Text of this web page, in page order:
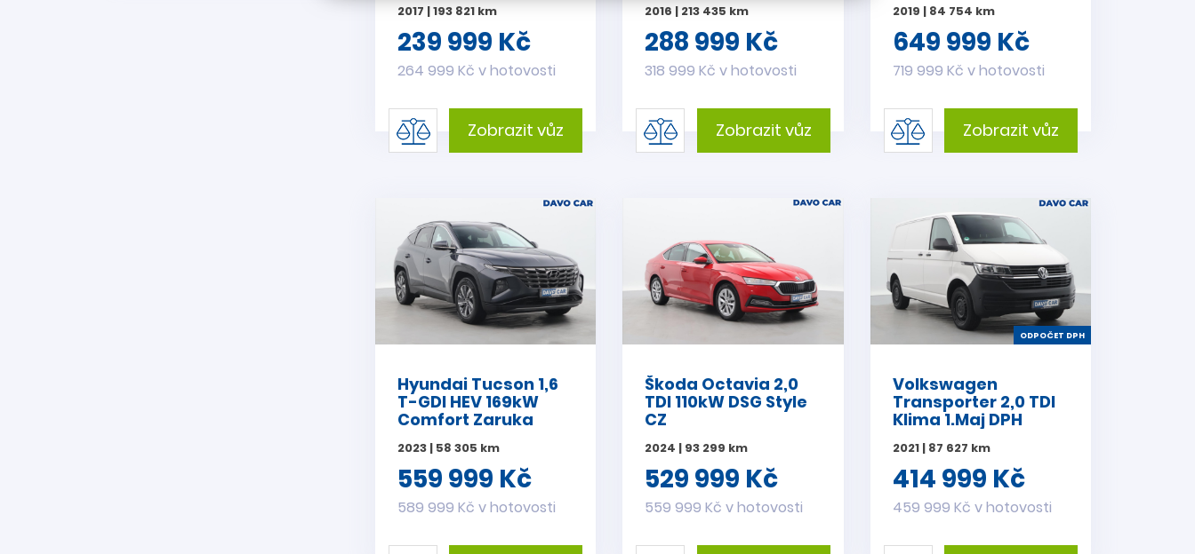
2017 | 193 821 km
239 999 Kč
264 999 Kč v hotovosti
Zobrazit vůz
2016 | 213 435 km
288 999 Kč
318 999 Kč v hotovosti
Zobrazit vůz
2019 | 84 754 km
649 999 Kč
719 999 Kč v hotovosti
Zobrazit vůz
Hyundai Tucson 1,6
T-GDI HEV 169kW
Comfort Zaruka
2023 | 58 305 km
559 999 Kč
589 999 Kč v hotovosti
Škoda Octavia 2,0
TDI 110kW DSG Style
CZ
2024 | 93 299 km
529 999 Kč
559 999 Kč v hotovosti
ODPOČET DPH
Volkswagen
Transporter 2,0 TDI
Klima 1.Maj DPH
2021 | 87 627 km
414 999 Kč
459 999 Kč v hotovosti